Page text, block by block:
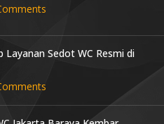
Layanan Sedot WC Resmi di